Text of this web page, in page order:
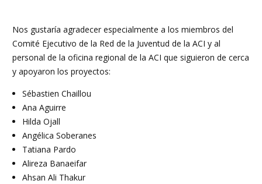
Nos gustaría agradecer especialmente a los miembros del
Comité Ejecutivo de la Red de la Juventud de la ACI y al
personal de la oficina regional de la ACI que siguieron de cerca
y apoyaron los proyectos:
Sébastien Chaillou
Ana Aguirre
Hilda Ojall
Angélica Soberanes
Tatiana Pardo
Alireza Banaeifar
Ahsan Ali Thakur